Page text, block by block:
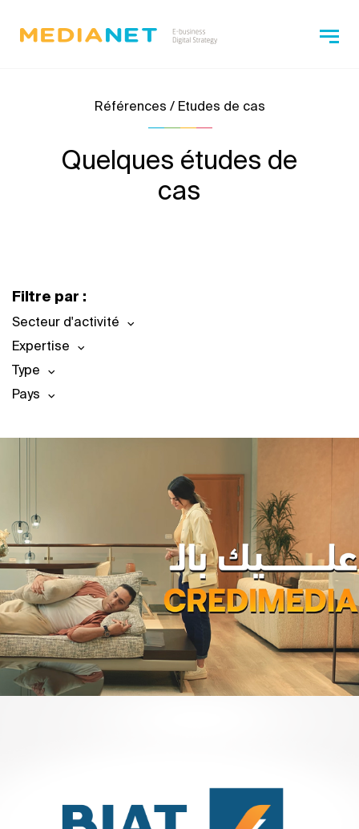
Références / Etudes de cas
Quelques études de
cas
Filtre par :
Secteur d'activité
Expertise
Type
Pays